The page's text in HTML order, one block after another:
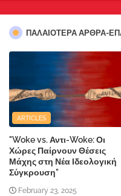
ΠΑΛΑΙΟΤΕΡΑ ΑΡΘΡΑ-
ARTICLES
"Woke vs. Αντι-Woke: Οι
Χώρες Παίρνουν Θέσεις
Μάχης στη Νέα Ιδεολογική
Σύγκρουση"
February 23, 2025